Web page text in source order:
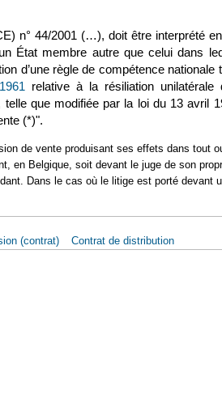
n° 44/2001 (…), doit être interprété
État membre autre que celui dans
d’une règle de compétence nationale
(le lien est externe)
relative à la résiliation unilatérale
que modifiée par la loi du 13 avril
(*)".
de vente produisant ses effets dans tout
en Belgique, soit devant le juge de son
Dans le cas où le litige est porté devant
(contrat) Contrat de distribution